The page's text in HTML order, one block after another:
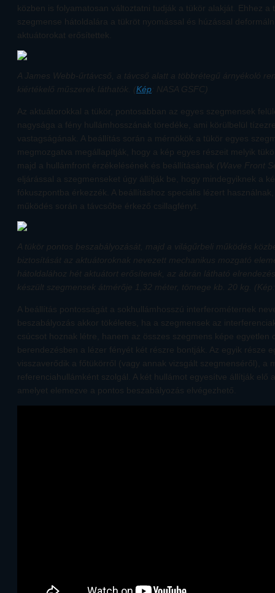
közben is folyamatosan változtatni tudják a tükör alakját. Ehhez a
szegmense hátoldalára a tükröt nyomással és húzással
aktuátorokat erősítettek.
A James Webb-űrtávcső, a távcső alatt a többrétegű árnyékoló
kiértékelő műszerek láthatók. (Kép: NASA GSFC)
Az aktuátorokkal a tükör, pontosabban az egyes szegmensek
nagysága a fény hullámhosszának töredéke, ami körülbelül
vastagságának. A beállítás során a mérnökök a tükör egyes
megmozgatva megállapítják, hogy a kép egyes részeit melyik
majd a hullámfront érzékelésének és beállításának (Wave Front
eljárással a szegmenseket úgy állítják be, hogy mindegyiknek a
fókuszpontba érkezzék. A beállításhoz speciális lézert
működés során a távcsőbe érkező csillagfényt.
A tükör pontos beszabályozását, majd a világűrbeli működés
biztosítását az aktuátoroknak nevezett mechanikus mozgató
hátoldalához hét aktuátort erősítenek, az ábrán látható
készült szegmensek átmérője 1,32 méter, tömege kb. 20 kg.
A beállítás pontosságát a sokhullámhosszú interferométernek
beszabályozás akkor tökéletes, ha a szegmensek az
csúcsot hoznak létre, hanem az összes szegmens képe egyetlen
berendezésben a lézer fényét két részre bontják. Az egyik része
visszaverődik a főtükörről (vagy annak vizsgált szegmenséről), a
referenciahullámként szolgál. A két hullámot egyesítve állítják elő
amelyet elemezve a pontos beszabályozás elvégezhető.